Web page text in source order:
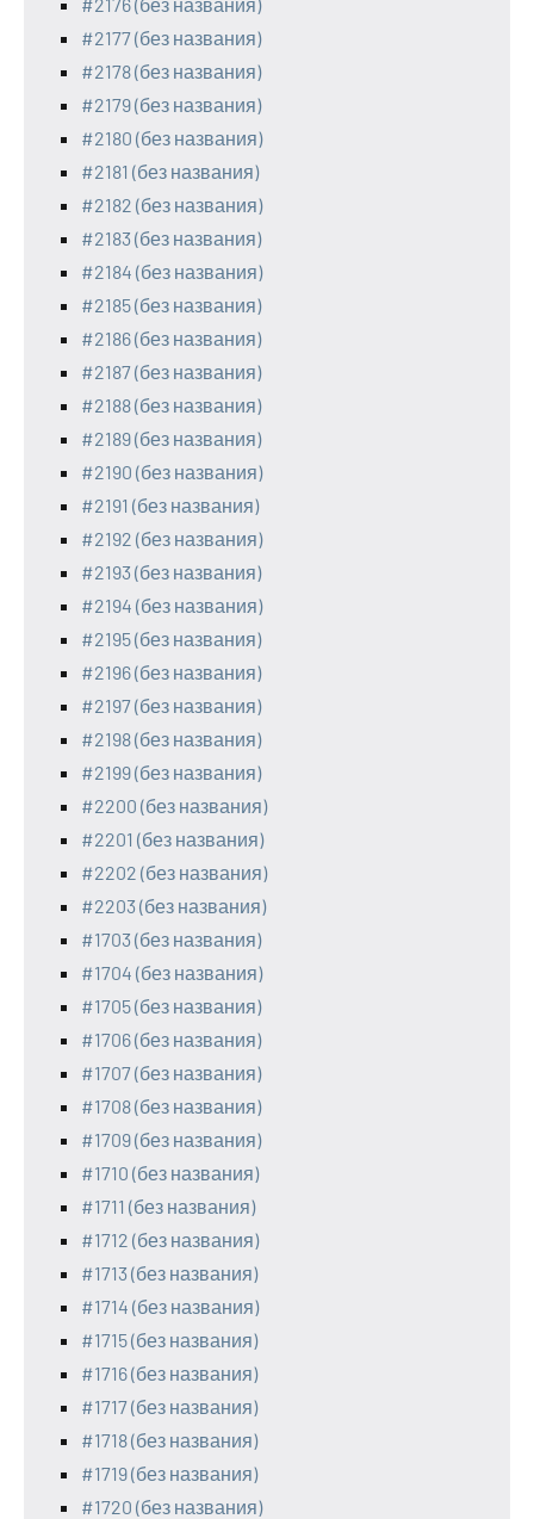
#2177 (без названия)
#2178 (без названия)
#2179 (без названия)
#2180 (без названия)
#2181 (без названия)
#2182 (без названия)
#2183 (без названия)
#2184 (без названия)
#2185 (без названия)
#2186 (без названия)
#2187 (без названия)
#2188 (без названия)
#2189 (без названия)
#2190 (без названия)
#2191 (без названия)
#2192 (без названия)
#2193 (без названия)
#2194 (без названия)
#2195 (без названия)
#2196 (без названия)
#2197 (без названия)
#2198 (без названия)
#2199 (без названия)
#2200 (без названия)
#2201 (без названия)
#2202 (без названия)
#2203 (без названия)
#1703 (без названия)
#1704 (без названия)
#1705 (без названия)
#1706 (без названия)
#1707 (без названия)
#1708 (без названия)
#1709 (без названия)
#1710 (без названия)
#1711 (без названия)
#1712 (без названия)
#1713 (без названия)
#1714 (без названия)
#1715 (без названия)
#1716 (без названия)
#1717 (без названия)
#1718 (без названия)
#1719 (без названия)
#1720 (без названия)